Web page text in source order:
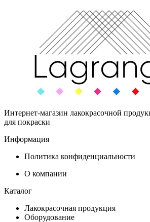
Интернет-магазин лакокрасочной
для покраски
Информация
Политика конфиденциальности
О компании
Каталог
Лакокрасочная продукция
Оборудование